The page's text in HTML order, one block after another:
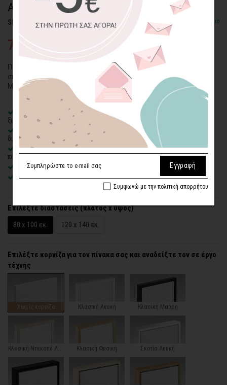
ΑΝΥΠΟΜΟΝΩΝΤΑΣ
SKU: CVPS-DR-10-P Διαθέσιμο
78,25€
Πίνακας καμβάς σε μπεζ και καφέ αποχρώσεις. Η φιγούρα ενός
σκύλου που προσμένει με ανυπομονησία το αφεντικό του.
Μοναδικό ζωγραφικό θέμα από το ατελιέ του Think Art!
100% πιστοποιημένος βαμβακερός καμβάς
σε τελάρο φυσικής
ξυλείας
Οικολογική εκτύπωση
με μελάνια νερού latex, χωρίς χημικούς
διαλύτες και οσμές
Δυνατότητα προσθήκηςξύλινης διακοσμητικής κορνίζαςμε
πολλές επιλογές
Χειροποίητη κατασκευή, ένας – ένας πίνακας κατά παραγγελία
Έτοιμοι για τοποθέτηση – με κρυφό σύστημα στήριξης
Επιλέξτε διαστάσεις (πλάτος x ύψος)
80 x 100 εκ.
120 x 140 εκ.
Επιλέξτε κορνίζα για τον πίνακα σας και αναδείξτε τον σε έργο
τέχνης
Χωρίς κορνίζα Κλασική Λευκή Κλασική Μαύρη
Κλασική Φυσική Σκοτία Λευκή
Εγγραφή
Συμφωνώ με την πολιτική απορρήτου